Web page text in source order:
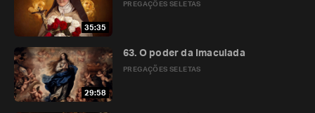
35:35
PREGAÇÕES SELETAS
29:58
PREGAÇÕES SELETAS
63. O poder da Imaculada